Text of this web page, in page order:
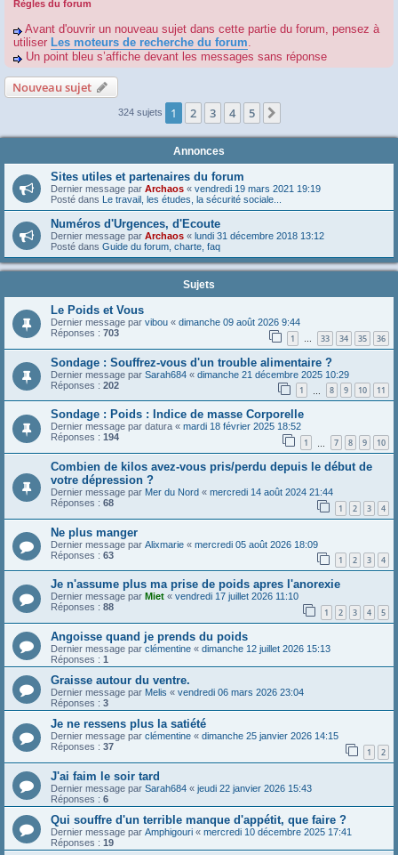
Règles du forum
Avant d'ouvrir un nouveau sujet dans cette partie du forum, pensez à
utiliser Les moteurs de recherche du forum.
Un point bleu s’affiche devant les messages sans réponse
Nouveau sujet
324 sujets 1 2 3 4 5
Annonces
Sites utiles et partenaires du forum
Dernier message par Archaos « vendredi 19 mars 2021 19:19
Posté dans Le travail, les études, la sécurité sociale...
Numéros d'Urgences, d'Ecoute
Dernier message par Archaos « lundi 31 décembre 2018 13:12
Posté dans Guide du forum, charte, faq
Sujets
Le Poids et Vous
Dernier message par vibou « dimanche 09 août 2026 9:44
Réponses : 703 1 … 33 34 35 36
Sondage : Souffrez-vous d'un trouble alimentaire ?
Dernier message par Sarah684 « dimanche 21 décembre 2025 10:29
Réponses : 202 1 8 9 10 11
Sondage : Poids : Indice de masse Corporelle
Dernier message par datura « mardi 18 février 2025 18:52
Réponses : 194 1 7 8 9 10
Combien de kilos avez-vous pris/perdu depuis le début de
votre dépression ?
Dernier message par Mer du Nord « mercredi 14 août 2024 21:44
Réponses : 68 1 2 3 4
Ne plus manger
Dernier message par Alixmarie « mercredi 05 août 2026 18:09
Réponses : 63 1 2 3 4
Je n'assume plus ma prise de poids apres l'anorexie
Dernier message par Miet « vendredi 17 juillet 2026 11:10
Réponses : 88 1 2 3 4 5
Angoisse quand je prends du poids
Dernier message par clémentine « dimanche 12 juillet 2026 15:13
Réponses : 1
Graisse autour du ventre.
Dernier message par Melis « vendredi 06 mars 2026 23:04
Réponses : 3
Je ne ressens plus la satiété
Dernier message par clémentine « dimanche 25 janvier 2026 14:15
Réponses : 37 1 2
J'ai faim le soir tard
Dernier message par Sarah684 « jeudi 22 janvier 2026 15:43
Réponses : 6
Qui souffre d'un terrible manque d'appétit, que faire ?
Dernier message par Amphigouri « mercredi 10 décembre 2025 17:41
Réponses : 19